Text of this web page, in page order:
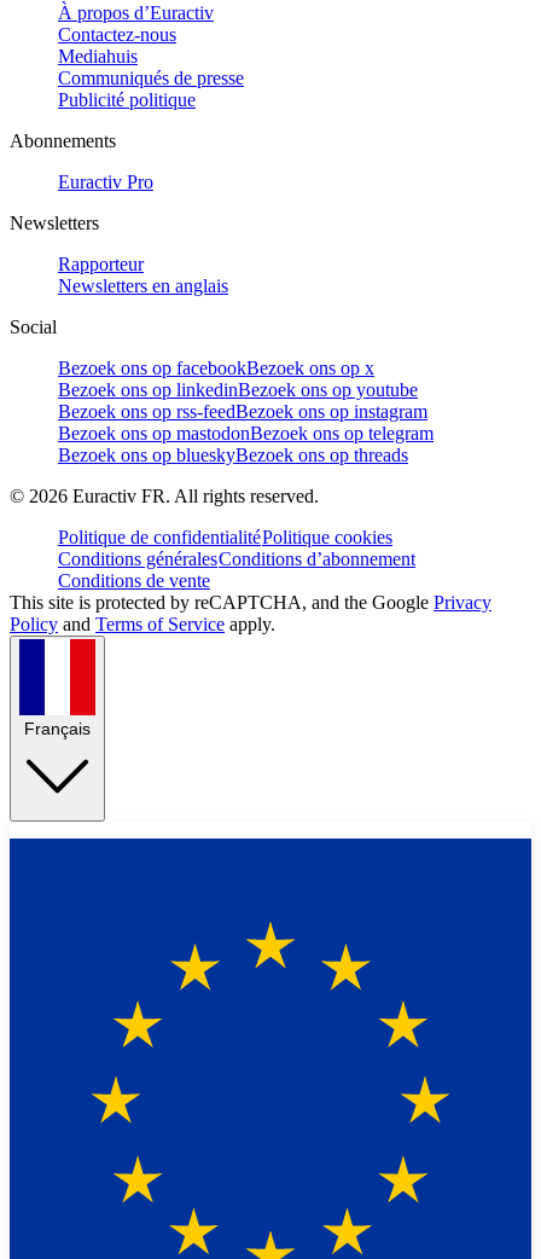
À propos d’Euractiv
Contactez-nous
Mediahuis
Communiqués de presse
Publicité politique
Abonnements
Euractiv Pro
Newsletters
Rapporteur
Newsletters en anglais
Social
Bezoek ons op facebookBezoek ons op x
Bezoek ons op linkedinBezoek ons op youtube
Bezoek ons op rss-feedBezoek ons op instagram
Bezoek ons op mastodonBezoek ons op telegram
Bezoek ons op blueskyBezoek ons op threads
© 2026 Euractiv FR. All rights reserved.
Politique de confidentialitéPolitique cookies
Conditions généralesConditions d’abonnement
Conditions de vente
This site is protected by reCAPTCHA, and the Google Privacy
Policy and Terms of Service apply.
Français